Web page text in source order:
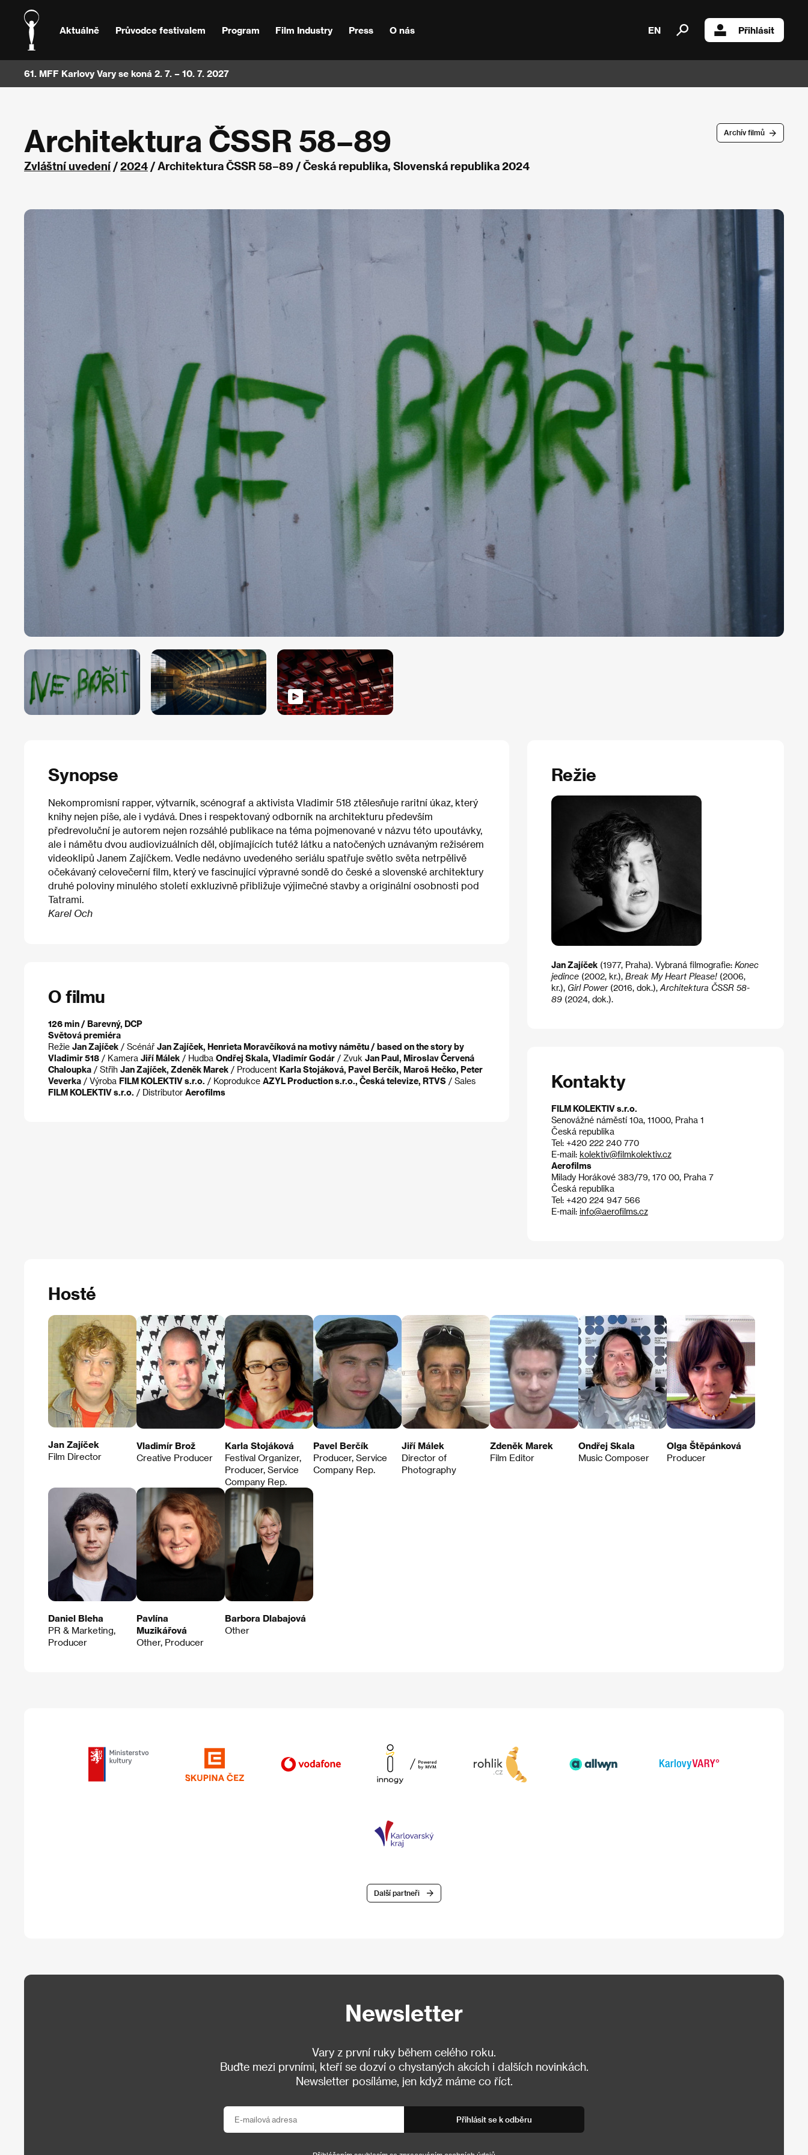
Aktuálně Průvodce festivalem Program Film Industry Press O nás EN Přihlásit
61. MFF Karlovy Vary se koná 2. 7. – 10. 7. 2027
Archív filmů
Architektura ČSSR 58–89
Zvláštní uvedení/2024 / Architektura ČSSR 58–89 / Česká republika, Slovenská republika 2024
Synopse
Nekompromisní rapper, výtvarník, scénograf a aktivista Vladimir 518 ztělesňuje raritní úkaz, který
knihy nejen píše, ale i vydává. Dnes i respektovaný odborník na architekturu především
předrevoluční je autorem nejen rozsáhlé publikace na téma pojmenované v názvu této upoutávky,
ale i námětu dvou audiovizuálních děl, objímajících tutéž látku a natočených uznávaným režisérem
videoklipů Janem Zajíčkem. Vedle nedávno uvedeného seriálu spatřuje světlo světa netrpělivě
očekávaný celovečerní film, který ve fascinující výpravné sondě do české a slovenské architektury
druhé poloviny minulého století exkluzivně přibližuje výjimečné stavby a originální osobnosti pod
Tatrami.
Karel Och
O filmu
126 min / Barevný, DCP
Světová premiéra
Režie Jan Zajíček / Scénář Jan Zajíček, Henrieta Moravčíková na motivy námětu / based on the story by
Vladimir 518 / Kamera Jiří Málek / Hudba Ondřej Skala, Vladimír Godár / Zvuk Jan Paul, Miroslav Červená
Chaloupka / Střih Jan Zajíček, Zdeněk Marek / Producent Karla Stojáková, Pavel Berčík, Maroš Hečko, Peter
Veverka / Výroba FILM KOLEKTIV s.r.o. / Koprodukce AZYL Production s.r.o., Česká televize, RTVS / Sales
FILM KOLEKTIV s.r.o. / Distributor Aerofilms
Režie
Jan Zajíček(1977, Praha). Vybraná filmografie: Konec
jedince(2002, kr.), Break My Heart Please!(2006,
kr.), Girl Power (2016, dok.),Architektura ČSSR 58-
89(2024, dok.).
Kontakty
FILM KOLEKTIV s.r.o.
Senovážné náměstí 10a, 11000, Praha 1
Česká republika
Tel: +420 222 240 770
E-mail: kolektiv@filmkolektiv.cz
Aerofilms
Milady Horákové 383/79, 170 00, Praha 7
Česká republika
Tel: +420 224 947 566
E-mail: info@aerofilms.cz
Hosté
Jan Zajíček
Film Director
Vladimír Brož
Creative Producer
Karla Stojáková
Festival Organizer,
Producer, Service
Company Rep.
Pavel Berčík
Producer, Service
Company Rep.
Jiří Málek
Director of
Photography
Zdeněk Marek
Film Editor
Ondřej Skala
Music Composer
Olga Štěpánková
Producer
Daniel Bleha
PR & Marketing,
Producer
Pavlína
Muzikářová
Other, Producer
Barbora Dlabajová
Other
Další partneři
Newsletter
Vary z první ruky během celého roku.
Buďte mezi prvními, kteří se dozví o chystaných akcích i dalších novinkách.
Newsletter posíláme, jen když máme co říct.
Přihlásit se k odběru